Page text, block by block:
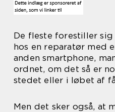
De fleste forestiller
hos en reparatør med
anden smartphone,
ordnet, om det så er
stedet eller i løbet af
Men det sker også, at